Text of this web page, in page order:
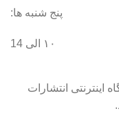
پنج شنبه ها:
۱۰ الی 14
انتشارات